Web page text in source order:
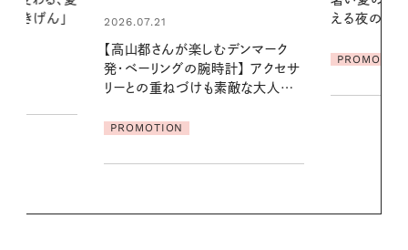
える夜の爽やかご褒美ケア
PROMOTION
やりジェルと
ア